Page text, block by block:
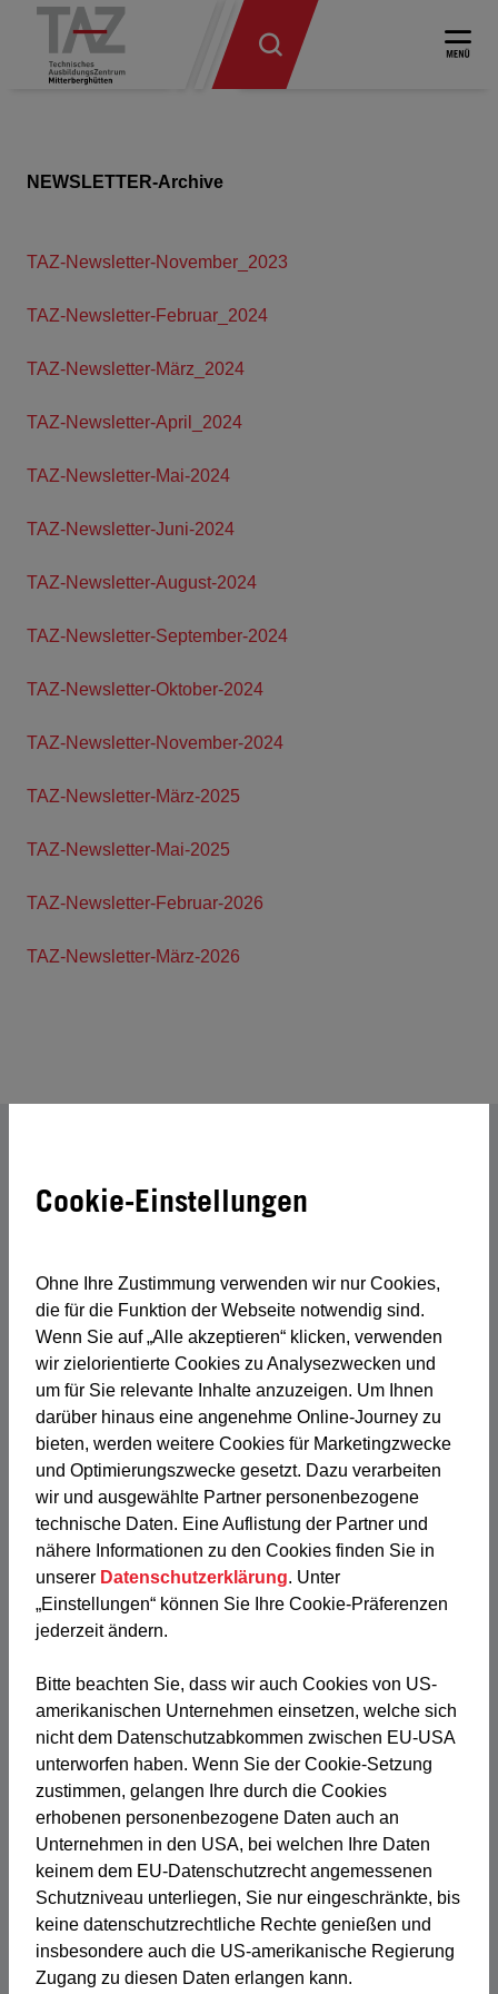
NEWSLETTER-Archive
TAZ-Newsletter-November_2023
TAZ-Newsletter-Februar_2024
TAZ-Newsletter-März_2024
TAZ-Newsletter-April_2024
TAZ-Newsletter-Mai-2024
TAZ-Newsletter-Juni-2024
TAZ-Newsletter-August-2024
TAZ-Newsletter-September-2024
TAZ-Newsletter-Oktober-2024
TAZ-Newsletter-November-2024
TAZ-Newsletter-März-2025
TAZ-Newsletter-Mai-2025
TAZ-Newsletter-Februar-2026
TAZ-Newsletter-März-2026
// BERATUNG
Beratungsgespräch
Sie sind sich unsicher, welche Ausbildung für Sie
oder Ihre Mitarbeiter die Richtige ist? Gerne,
unterstützen wir Sie bei einem kostenlosen
Beratungsgespräch.
Anrede
Unternehmen
Nachname
Vorname
Adresse
PLZ / Ort
E-Mail Adresse
Cookie-Einstellungen
Ohne Ihre Zustimmung verwenden wir nur Cookies,
die für die Funktion der Webseite notwendig sind.
Wenn Sie auf „Alle akzeptieren“ klicken, verwenden
wir zielorientierte Cookies zu Analysezwecken und
um für Sie relevante Inhalte anzuzeigen. Um Ihnen
darüber hinaus eine angenehme Online-Journey zu
bieten, werden weitere Cookies für Marketingzwecke
und Optimierungszwecke gesetzt. Dazu verarbeiten
wir und ausgewählte Partner personenbezogene
technische Daten. Eine Auflistung der Partner und
nähere Informationen zu den Cookies finden Sie in
unserer Datenschutzerklärung. Unter
„Einstellungen“ können Sie Ihre Cookie-Präferenzen
jederzeit ändern.
Bitte beachten Sie, dass wir auch Cookies von US-
amerikanischen Unternehmen einsetzen, welche sich
nicht dem Datenschutzabkommen zwischen EU-USA
unterworfen haben. Wenn Sie der Cookie-Setzung
zustimmen, gelangen Ihre durch die Cookies
erhobenen personenbezogene Daten auch an
Unternehmen in den USA, bei welchen Ihre Daten
keinem dem EU-Datenschutzrecht angemessenen
Schutzniveau unterliegen, Sie nur eingeschränkte, bis
keine datenschutzrechtliche Rechte genießen und
insbesondere auch die US-amerikanische Regierung
Zugang zu diesen Daten erlangen kann.